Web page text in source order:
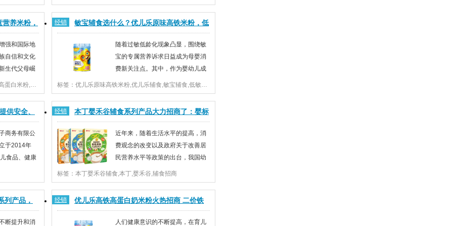
今已高达
食物过敏...
列的细分问题。新生代父母追求精细、健康、科学的喂
养方式，在选品时也会更加关注产品本身的口味、口
感，单纯的打价格战越来越难以吸引新生代消费...
养米粉，
强和国际地
自信和文化
生代父母崛
多重因素影
中国婴童
着...
标签：优儿乐米粉,优儿乐辅食,优儿乐高铁高蛋白米粉,优儿乐营养奶米粉,优儿乐米粉招商
经销 敏宝辅食选什么？优儿乐原味高铁米粉，低
敏配方，帮助敏宝顺随着过敏低龄化现象凸显，围绕敏
宝的专属营养诉求日益成为母婴消
费新关注点。其中，作为婴幼儿成
长过程中重要的辅食品类，低敏米
粉也迎来新的发展机遇。基于对市场的洞察和敏宝切实
需求分析，优儿乐加码低敏赛道，特别推出一款原味高
铁米粉，致力于以低敏配方和丰富营养性，解决...
标签：优儿乐原味高铁米粉,优儿乐辅食,敏宝辅食,低敏米粉
供安全、
商务有限公
于2014年
食品、健康
相信，美
经销 本丁婴禾谷辅食系列产品大力招商了：婴标
品质 值得信赖！近年来，随着生活水平的提高，消
费观念的改变以及政府关于改善居
民营养水平等政策的出台，我国幼
儿辅食产业逐步进入快速发展时
期。到2019年市场规模达到404亿元，近年来国内幼儿
辅食市场保持10%以上的增速。增长势头喜人。当下的
行业蓝海也是经销商们入市大好时机。要想在幼...
标签：本丁婴禾谷辅食,本丁,婴禾谷,辅食招商
列产品，
断提升和消
经销 优儿乐高铁高蛋白奶米粉火热招商 二价铁
+VC+高蛋白，黄金人们健康意识的不断提高，在育儿